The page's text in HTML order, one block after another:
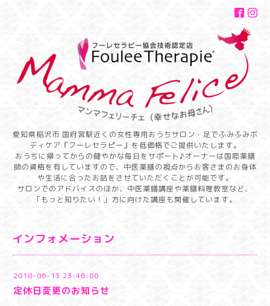
愛知県稲沢市 国府宮駅近くの女性専用おうちサロン・足でふみふみボ
ディケア『フーレセラピー』を低価格でご提供いたします。
おうちに帰ってからの健やかな毎日をサポート♪オーナーは国際薬膳
師の資格を有していますので、中医薬膳の視点からお客さまのお身体
や生活に合ったお話をさせていただくことが可能です。
サロンでのアドバイスのほか、中医薬膳講座や薬膳料理教室など、
「もっと知りたい！」方に向けた講座も開催しています。
インフォメーション
2018-06-13 23:46:00
定休日変更のお知らせ